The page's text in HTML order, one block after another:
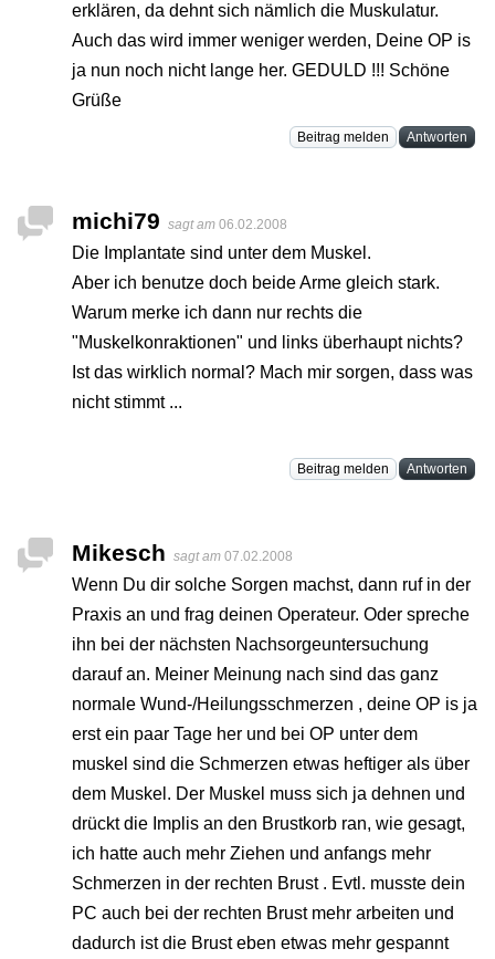
erklären, da dehnt sich nämlich die Muskulatur.
Auch das wird immer weniger werden, Deine OP is
ja nun noch nicht lange her. GEDULD !!! Schöne
Grüße
Beitrag melden Antworten
michi79 sagt am 06.02.2008
Die Implantate sind unter dem Muskel.
Aber ich benutze doch beide Arme gleich stark.
Warum merke ich dann nur rechts die
"Muskelkonraktionen" und links überhaupt nichts?
Ist das wirklich normal? Mach mir sorgen, dass was
nicht stimmt ...
Beitrag melden Antworten
Mikesch sagt am 07.02.2008
Wenn Du dir solche Sorgen machst, dann ruf in der
Praxis an und frag deinen Operateur. Oder spreche
ihn bei der nächsten Nachsorgeuntersuchung
darauf an. Meiner Meinung nach sind das ganz
normale Wund-/Heilungsschmerzen , deine OP is ja
erst ein paar Tage her und bei OP unter dem
muskel sind die Schmerzen etwas heftiger als über
dem Muskel. Der Muskel muss sich ja dehnen und
drückt die Implis an den Brustkorb ran, wie gesagt,
ich hatte auch mehr Ziehen und anfangs mehr
Schmerzen in der rechten Brust . Evtl. musste dein
PC auch bei der rechten Brust mehr arbeiten und
dadurch ist die Brust eben etwas mehr gespannt